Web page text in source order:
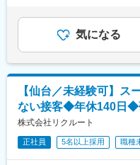
プログラミング言語：
データ連携・分析：
その他：GitHub /
Confluence（タスク・
変更の範囲：無
トを企画・設計から開
・開発効率向上やパフ
価値最大化に向けて主
・自動テストや CI/CD
を構築する
・クラウドネイティブ
で一貫して担当する
・セキュリティやプラ
御）を考慮して設計・
給与詳細は、経験、能
くまでも目安の金額で
ます。月給(月額)は固定
気になる
【仙台／未経験可】
ない接客◆年休140日
株式会社リクルート
正社員 5名以上採用 職種